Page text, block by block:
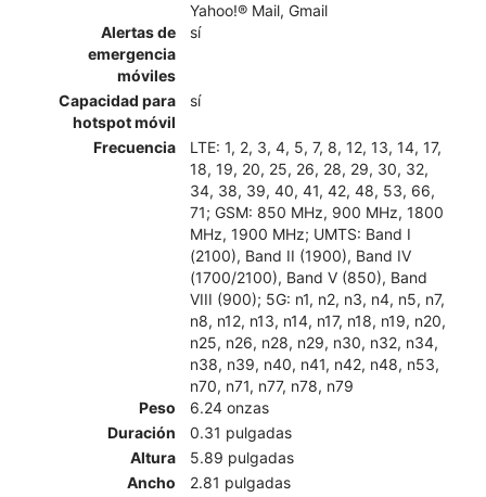
Yahoo!® Mail, Gmail
Alertas de
emergencia
móviles
sí
Capacidad para
hotspot móvil
sí
Frecuencia
LTE: 1, 2, 3, 4, 5, 7, 8, 12, 13, 14, 17,
18, 19, 20, 25, 26, 28, 29, 30, 32,
34, 38, 39, 40, 41, 42, 48, 53, 66,
71; GSM: 850 MHz, 900 MHz, 1800
MHz, 1900 MHz; UMTS: Band I
(2100), Band II (1900), Band IV
(1700/2100), Band V (850), Band
VIII (900); 5G: n1, n2, n3, n4, n5, n7,
n8, n12, n13, n14, n17, n18, n19, n20,
n25, n26, n28, n29, n30, n32, n34,
n38, n39, n40, n41, n42, n48, n53,
n70, n71, n77, n78, n79
Peso
6.24 onzas
Duración
0.31 pulgadas
Altura
5.89 pulgadas
Ancho
2.81 pulgadas